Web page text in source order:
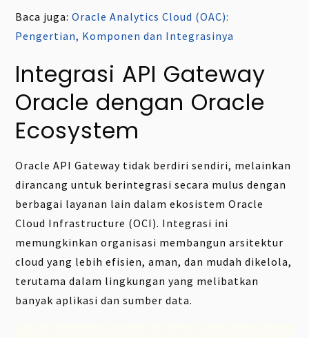
Baca juga:Oracle Analytics Cloud (OAC):
Pengertian, Komponen dan Integrasinya
Integrasi API Gateway
Oracle dengan Oracle
Ecosystem
Oracle API Gateway tidak berdiri sendiri, melainkan
dirancang untuk berintegrasi secara mulus dengan
berbagai layanan lain dalam ekosistem Oracle
Cloud Infrastructure (OCI). Integrasi ini
memungkinkan organisasi membangun arsitektur
cloud yang lebih efisien, aman, dan mudah dikelola,
terutama dalam lingkungan yang melibatkan
banyak aplikasi dan sumber data.